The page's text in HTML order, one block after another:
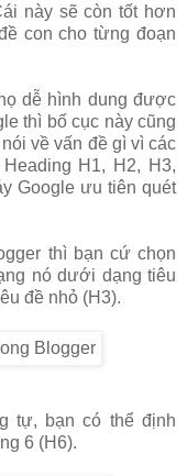
này sẽ còn tốt hơn
con cho từng đoạn
dễ hình dung được
thì bố cục này cũng
về vấn đề gì vì các
H1, H2, H3,
Google ưu tiên quét
thì bạn cứ chọn
nó dưới dạng tiêu
đề nhỏ (H3).
tự, bạn có thể định
6 (H6).